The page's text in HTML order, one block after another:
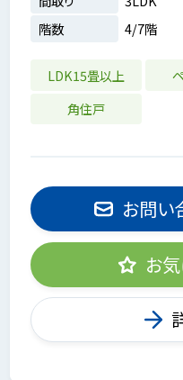
階数
4/7階
LDK15畳以上
角住戸
お問い
お